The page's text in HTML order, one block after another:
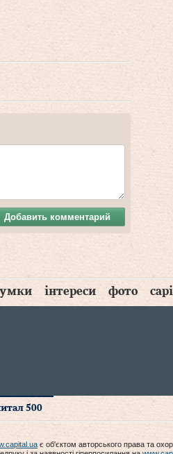
Добавить комментарий
інтереси фото
500
є об'єктом авторського права та